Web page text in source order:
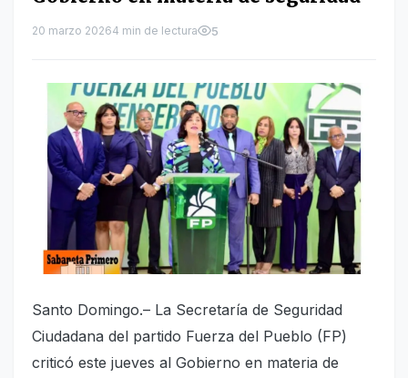
20 marzo 20264 min de lectura 5
Santo Domingo.– La Secretaría de Seguridad
Ciudadana del partido Fuerza del Pueblo (FP)
criticó este jueves al Gobierno en materia de